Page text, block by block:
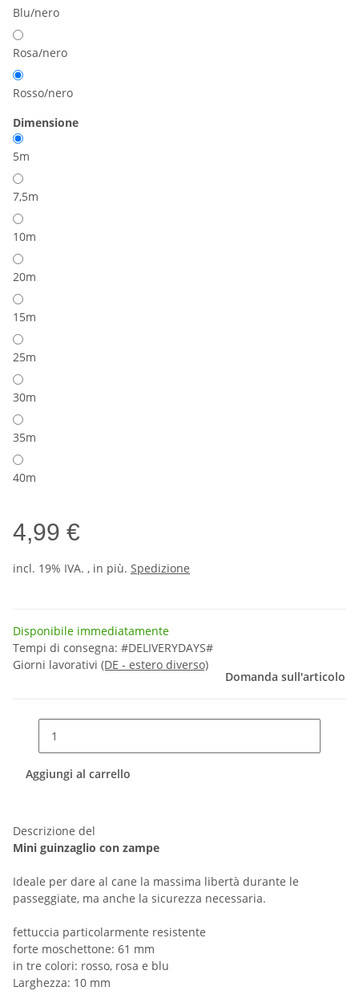
Blu/nero
Rosa/nero
Rosso/nero
Dimensione
5m
7,5m
10m
20m
15m
25m
30m
35m
40m
4,99 €
incl. 19% IVA. , in più. Spedizione
Disponibile immediatamente
Tempi di consegna: #DELIVERYDAYS#
Giorni lavorativi (DE - estero diverso)
Domanda sull'articolo
Aggiungi al carrello
Descrizione del
Mini guinzaglio con zampe
Ideale per dare al cane la massima libertà durante le
passeggiate, ma anche la sicurezza necessaria.
fettuccia particolarmente resistente
forte moschettone: 61 mm
in tre colori: rosso, rosa e blu
Larghezza: 10 mm